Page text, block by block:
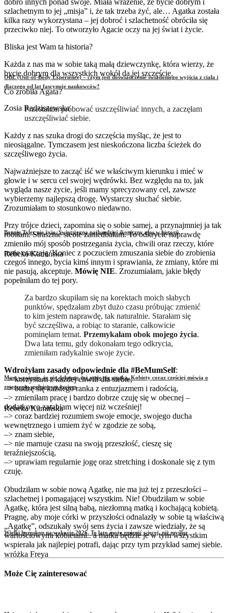
OBE (Out-of-Body Experience) – czym jest doświadczenie świadomego wyjścia z ciała i
dlaczego od lat fascynuje naukowców?
Zosia Radziszewska
Bonnie Tyler nie żyje. Świat żegna najbardziej ikoniczny głos w historii
Rebeka Kamińska
Mam wrażenie, że nic dobrego już mnie nie spotka. Kobiety coraz częściej mówią o
zmęczeniu spełnionym życiem
Rebeka Kamińska
Wielki horoskop na wakacje 2026. To lato może zmienić więcej, niż myślisz
wróżka Freya
szlachetnym to jej „misja” i, że tak trzeba żyć, ale… Agatka została
kilka razy wykorzystana – jej dobroć i szlachetność obróciła się
przeciwko niej. To otworzyło Agacie oczy na jej świat i życie.
Bliska jest Wam ta historia?
Każda z nas ma w sobie taką małą dziewczynkę, która wierzy, że
bycie dobrym dla wszystkich wokół da jej szczęście.
Co zrobiła Agata?
Przestałam próbować uszczęśliwiać innych, a zaczęłam
uszczęśliwiać siebie.
Każdy z nas szuka drogi do szczęścia myśląc, że jest to
nieosiągalne. Tymczasem jest nieskończona liczba ścieżek do
szczęśliwego życia.
Najważniejsze to zacząć iść we właściwym kierunku i mieć w
głowie i w sercu cel swojej wędrówki. Bez względu na to, jak
wygląda nasze życie, jeśli mamy sprecyzowany cel, zawsze
wybierzemy najlepszą drogę. Wystarczy słuchać siebie.
Zrozumiałam to stosunkowo niedawno.
Przy trójce dzieci, zapomina się o sobie samej, a przynajmniej ja tak
robiłam. Strasznie siebie zaniedbałam. To odkrycie naprawdę
zmieniło mój sposób postrzegania życia, chwili oraz rzeczy, które
mnie otaczają. Koniec z poczuciem zmuszania siebie do zrobienia
czegoś innego, bycia kimś innym i sprawiania, że zmiany, które mi
nie pasują, akceptuje. Mówię NIE. Zrozumiałam, jakie błędy
popełniłam do tej pory.
Za bardzo skupiłam się na korektach moich słabych
punktów, spędzałam zbyt dużo czasu próbując zmienić
to kim jestem naprawdę, tak naturalnie. Starałam się
być szczęśliwa, a robiąc to staranie, całkowicie
pominęłam temat. Przemykałam obok mojego życia.
Dwa lata temu, gdy dokonałam tego odkrycia,
zmieniłam radykalnie swoje życie.
Wdrożyłam zasady odpowiednie dla #BeMumSelf:
–> korzystam z każdej chwili dla siebie,
–> budzę się każdego ranka z entuzjazmem i radością,
–> zmieniłam pracę i bardzo dobrze czuję się w obecnej –
dodatkowo zarabiam więcej niż wcześniej!
–> coraz bardziej rozumiem swoje emocje, swojego ducha
wewnętrznego i umiem żyć w zgodzie ze sobą,
–> znam siebie,
–> nie marnuje czasu na swoją przeszłość, cieszę się
teraźniejszością,
–> uprawiam regularnie jogę oraz stretching i doskonale się z tym
czuję.
Obudziłam w sobie nową Agatkę, nie ma już tej z przeszłości –
szlachetnej i pomagającej wszystkim. Nie! Obudziłam w sobie
Agatkę, która jest silną babą, niezłomną matką i kochającą kobietą.
Pragnę, aby moje córki w przyszłości odnalazły w sobie tą właściwą
„Agatkę”, odszukały swój sens życia i zawsze wiedziały, że są
wartościowymi kobietami.. a matka będzie je w tym wszystkim
wspierała jak najlepiej potrafi, dając przy tym przykład samej siebie.
Może Cię zainteresować